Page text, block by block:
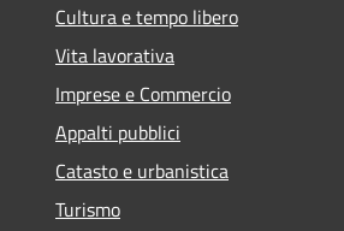
Cultura e tempo libero
Vita lavorativa
Imprese e Commercio
Appalti pubblici
Catasto e urbanistica
Turismo